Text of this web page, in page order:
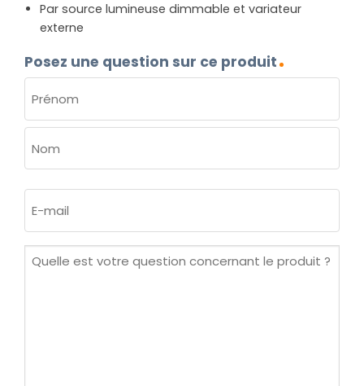
Par source lumineuse dimmable et variateur
externe
Posez une question sur ce produit
(NÉCESSAIRE)
Prénom
mail
Quelle